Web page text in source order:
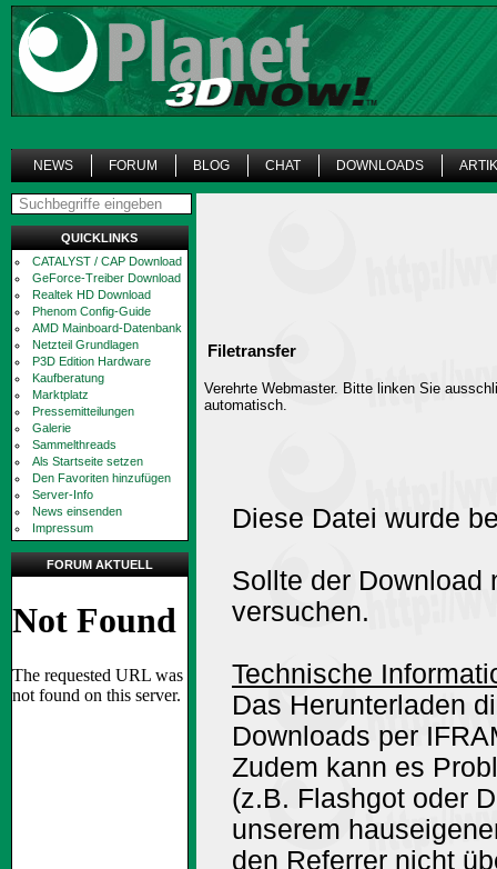
NEWS FORUM BLOG CHAT DOWNLOADS
QUICKLINKS
CATALYST / CAP Download
GeForce-Treiber Download
Realtek HD Download
Phenom Config-Guide
AMD Mainboard-Datenbank
Netzteil Grundlagen
P3D Edition Hardware
Kaufberatung
Marktplatz
Pressemitteilungen
Galerie
Sammelthreads
Als Startseite setzen
Den Favoriten hinzufügen
Server-Info
News einsenden
Impressum
FORUM AKTUELL
Filetransfer
Verehrte Webmaster. Bitte linken Sie
automatisch.
Diese Datei wurde
Sollte der
versuchen.
Technische
Das Herunterladen
Downloads per
Zudem kann es
(z.B. Flashgot oder
unserem
den Referrer nicht